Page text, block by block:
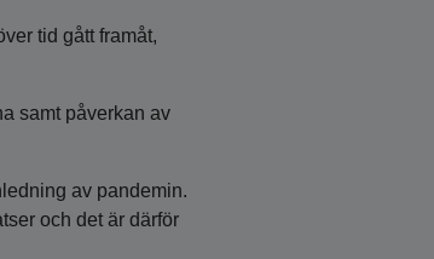
tid gått framåt,
samt påverkan av
av pandemin.
och det är därför